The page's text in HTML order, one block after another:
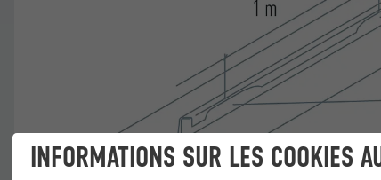
INFORMATIONS SUR LES COOKIES